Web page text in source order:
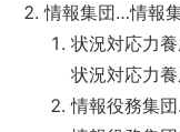
情報集団…情報
状況対応力
状況対応力
情報役務集